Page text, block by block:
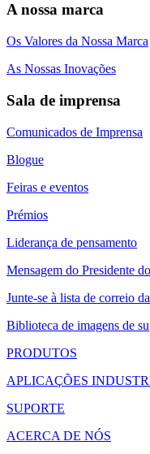
A nossa marca
Os Valores da Nossa Marca
As Nossas Inovações
Sala de imprensa
Comunicados de Imprensa
Blogue
Feiras e eventos
Prémios
Liderança de pensamento
Mensagem do Presidente
Junte-se à lista de correio
Biblioteca de imagens de
PRODUTOS
APLICAÇÕES
SUPORTE
ACERCA DE NÓS